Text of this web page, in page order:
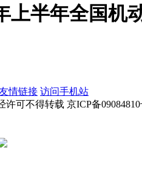
上半年全国机
情链接 访问手机站
可不得转载 京ICP备09084810